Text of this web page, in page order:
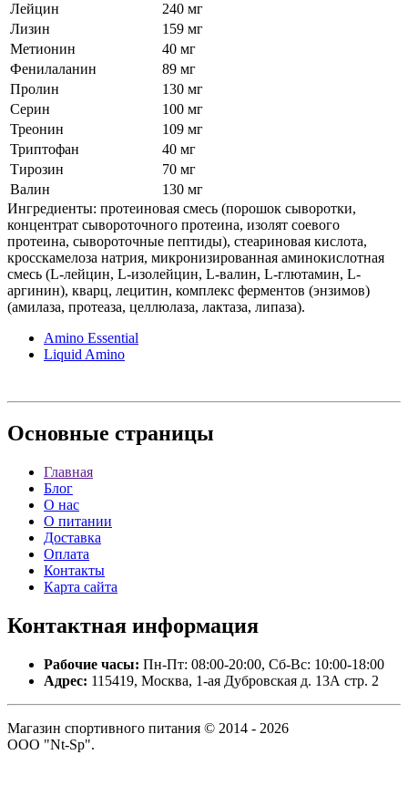
Лейцин
240 мг
Лизин
159 мг
Метионин
40 мг
Фенилаланин
89 мг
Пролин
130 мг
Серин
100 мг
Треонин
109 мг
Триптофан
40 мг
Тирозин
70 мг
Валин
130 мг
Ингредиенты: протеиновая смесь (порошок сыворотки,
концентрат сывороточного протеина, изолят соевого
протеина, сывороточные пептиды), стеариновая кислота,
кросскамелоза натрия, микронизированная аминокислотная
смесь (L-лейцин, L-изолейцин, L-валин, L-глютамин, L-
аргинин), кварц, лецитин, комплекс ферментов (энзимов)
(амилаза, протеаза, целлюлаза, лактаза, липаза).
Amino Essential
Liquid Amino
Основные страницы
Главная
Блог
О нас
О питании
Доставка
Оплата
Контакты
Карта сайта
Контактная информация
Рабочие часы: Пн-Пт: 08:00-20:00, Сб-Вс: 10:00-18:00
Адрес: 115419, Москва, 1-ая Дубровская д. 13А стр. 2
Магазин спортивного питания © 2014 - 2026
ООО "Nt-Sp".